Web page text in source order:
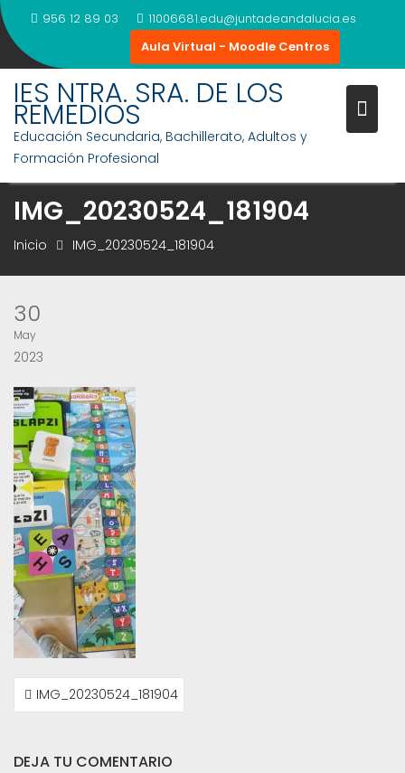
Saltar
al
contenido
956 12 89 03
11006681.edu@juntadeandalucia.es
Aula Virtual - Moodle Centros
IES NTRA. SRA. DE LOS
REMEDIOS
Educación Secundaria, Bachillerato, Adultos y
Formación Profesional
IMG_20230524_181904
Inicio IMG_20230524_181904
30
May
2023
NAVEGACIÓN
DEIMG_20230524_181904
DEJA TU COMENTARIO